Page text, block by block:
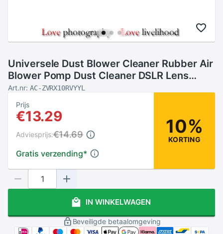
Universele Dust Blower Cleaner Rubber Air
Blower Pomp Dust Cleaner DSLR Lens
Cleaning Tool Voor SLR Camera Verrekijker
Lens CCD
Art.nr: AC-ZVRX10RVYYL
Prijs
€13.29
Gratis verzending*
Adviesprijs:€14.69 10%
KORTING
IN WINKELWAGEN
Beveiligde betaalomgeving